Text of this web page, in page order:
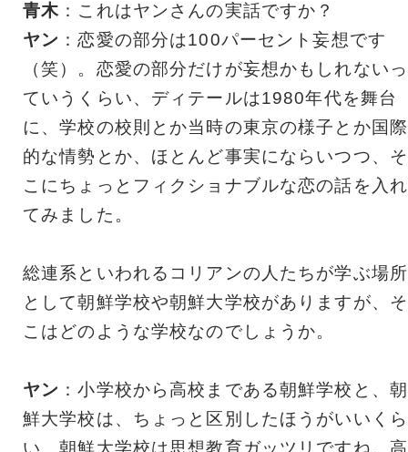
青木 ：これはヤンさんの実話ですか？
ヤン ：恋愛の部分は100パーセント妄想です
（笑）。恋愛の部分だけが妄想かもしれないっ
ていうくらい、ディテールは1980年代を舞台
に、学校の校則とか当時の東京の様子とか国際
的な情勢とか、ほとんど事実にならいつつ、そ
こにちょっとフィクショナブルな恋の話を入れ
てみました。
総連系といわれるコリアンの人たちが学ぶ場所
として朝鮮学校や朝鮮大学校がありますが、そ
こはどのような学校なのでしょうか。
ヤン ：小学校から高校まである朝鮮学校と、朝
鮮大学校は、ちょっと区別したほうがいいくら
い、朝鮮大学校は思想教育ガッツリですね。高